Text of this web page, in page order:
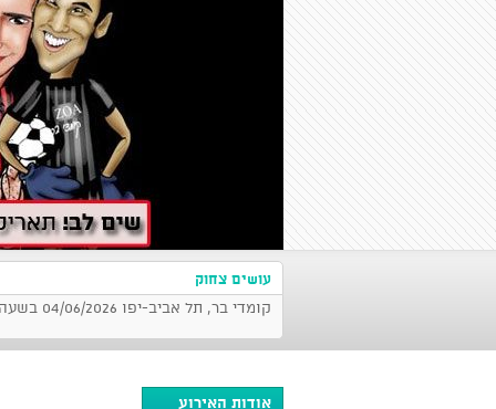
עושים צחוק
קומדי בר, תל אביב-יפו 04/06/2026 בשעה 21:30
אודות האירוע